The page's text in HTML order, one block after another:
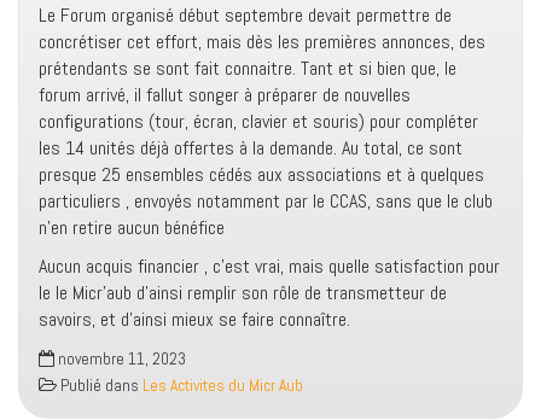
Le Forum organisé début septembre devait permettre de
concrétiser cet effort, mais dès les premières annonces, des
prétendants se sont fait connaitre. Tant et si bien que, le
forum arrivé, il fallut songer à préparer de nouvelles
configurations (tour, écran, clavier et souris) pour compléter
les 14 unités déjà offertes à la demande. Au total, ce sont
presque 25 ensembles cédés aux associations et à quelques
particuliers , envoyés notamment par le CCAS, sans que le club
n’en retire aucun bénéfice
Aucun acquis financier , c’est vrai, mais quelle satisfaction pour
le le Micr’aub d’ainsi remplir son rôle de transmetteur de
savoirs, et d’ainsi mieux se faire connaître.
novembre 11, 2023
Publié dans Les Activites du Micr Aub